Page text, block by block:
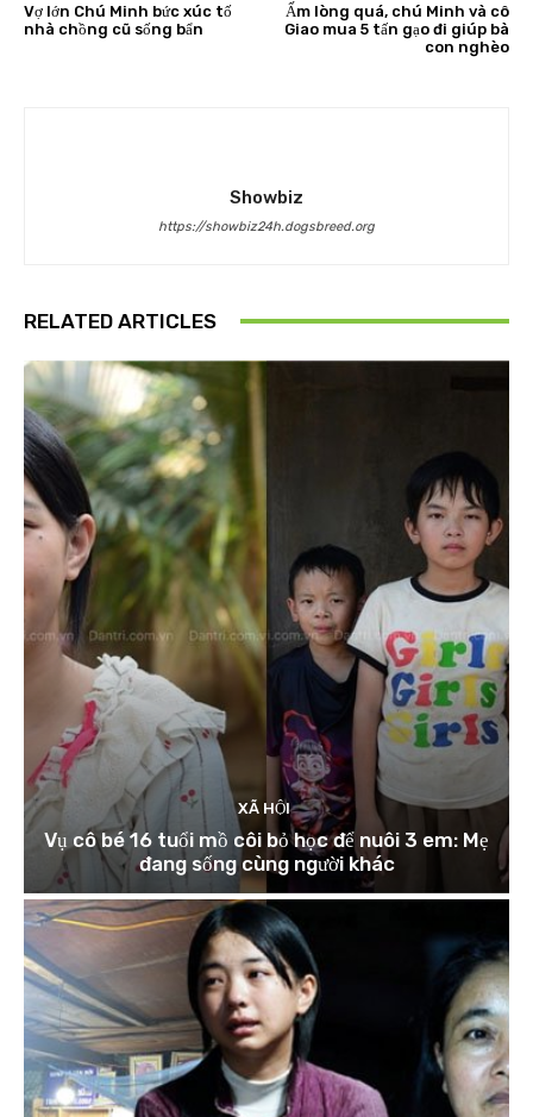
Vợ lớn Chú Minh bức xúc tố
nhà chồng cũ sống bẩn
Ấm lòng quá, chú Minh và cô
Giao mua 5 tấn gạo đi giúp bà
con nghèo
Showbiz
https://showbiz24h.dogsbreed.org
RELATED ARTICLES
XÃ HỘI
Vụ cô bé 16 tuổi mồ côi bỏ học để nuôi 3 em: Mẹ
đang sống cùng người khác